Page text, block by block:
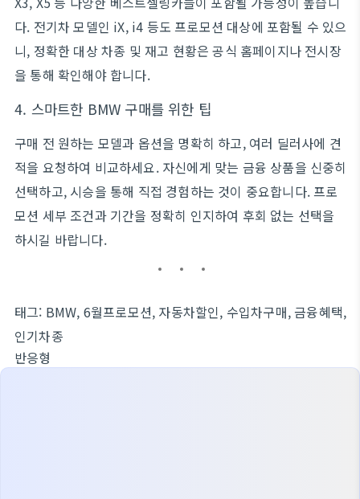
다. 전기차 모델인 iX, i4 등도 프로모션 대상에 포함될 수 있으
니, 정확한 대상 차종 및 재고 현황은 공식 홈페이지나 전시장
을 통해 확인해야 합니다.
4. 스마트한 BMW 구매를 위한 팁
구매 전 원하는 모델과 옵션을 명확히 하고, 여러 딜러사에 견
적을 요청하여 비교하세요. 자신에게 맞는 금융 상품을 신중히
선택하고, 시승을 통해 직접 경험하는 것이 중요합니다. 프로
모션 세부 조건과 기간을 정확히 인지하여 후회 없는 선택을
하시길 바랍니다.
태그: BMW, 6월프로모션, 자동차할인, 수입차구매, 금융혜택,
인기차종
반응형